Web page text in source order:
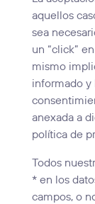
aquellos
sea
un “click”
mismo
informado y
anexada a
política de
Todos
* en los
campos, o